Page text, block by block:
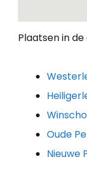
Plaatsen in
Oude
Nieuwe